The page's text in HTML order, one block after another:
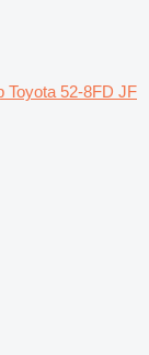
Toyota 52-8FD JF